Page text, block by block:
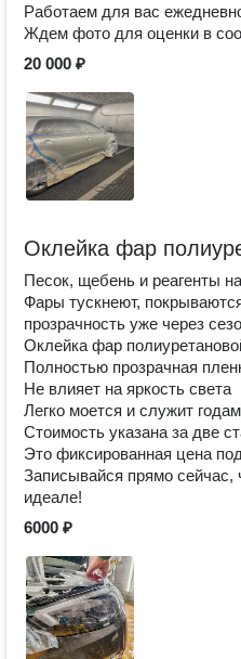
Работаем для вас
Ждем фото для оценки в
20 000 ₽
Оклейка фар
Песок, щебень и реагенты
Фары тускнеют,
прозрачность уже через
Оклейка фар
Полностью прозрачная
Не влияет на яркость света
Легко моется и служит
Стоимость указана за две
Это фиксированная цена
Записывайся прямо
идеале!
6000 ₽